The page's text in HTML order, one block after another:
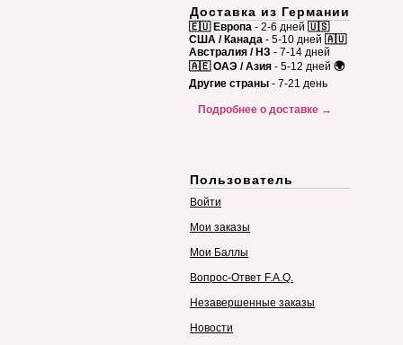
Доставка из Германии
🇪🇺 Европа - 2-6 дней 🇺🇸
США / Канада - 5-10 дней 🇦🇺
Австралия / НЗ - 7-14 дней
🇦🇪 ОАЭ / Азия - 5-12 дней 🌍
Другие страны - 7-21 день
Подробнее о доставке →
Пользователь
Войти
Мои заказы
Мои Баллы
Вопрос-Ответ F.A.Q.
Незавершенные заказы
Новости